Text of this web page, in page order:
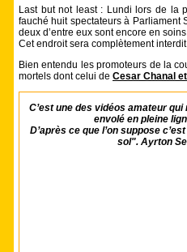
Last but not least : Lundi lors de la
fauché huit spectateurs à Parliament
deux d’entre eux sont encore en
Cet endroit sera complètement
Bien entendu les promoteurs de la
mortels dont celui de Cesar Chanal
C’est une des vidéos amateur
envolé en pleine
D’après ce que l’on suppose
sol". Ayrton